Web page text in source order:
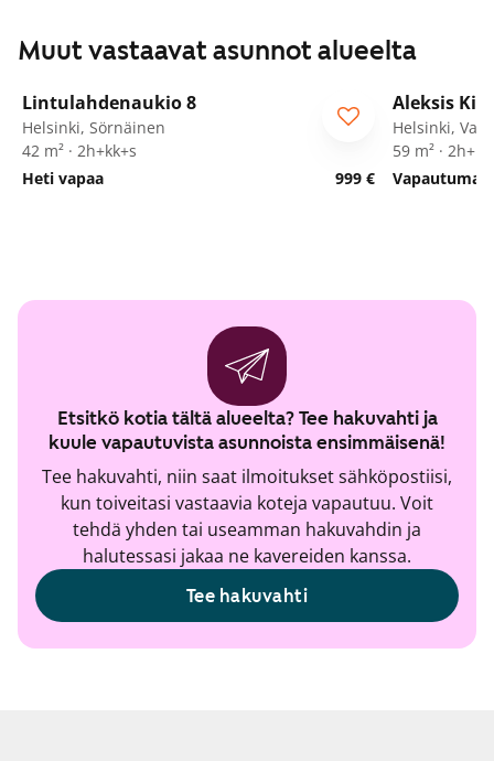
Muut vastaavat asunnot alueelta
Lintulahdenaukio 8
Helsinki, Sörnäinen
42 m² · 2h+kk+s
Heti vapaa
999 €
Aleksis
Helsinki,
59 m² ·
Etsitkö kotia tältä alueelta? Tee hakuvahti ja
kuule vapautuvista asunnoista ensimmäisenä!
Tee hakuvahti, niin saat ilmoitukset sähköpostiisi,
kun toiveitasi vastaavia koteja vapautuu. Voit
tehdä yhden tai useamman hakuvahdin ja
halutessasi jakaa ne kavereiden kanssa.
Tee hakuvahti